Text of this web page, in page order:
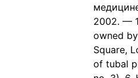
2002. —
owned
Square,
of tubal